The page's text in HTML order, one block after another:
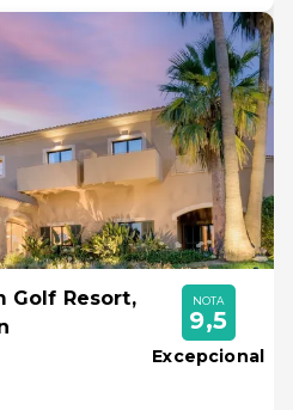
Golf Resort,
NOTA
9,5
Excepcional